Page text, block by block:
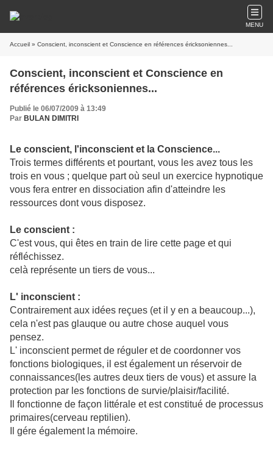
MENU
Accueil » Conscient, inconscient et Conscience en références éricksoniennes...
Conscient, inconscient et Conscience en
références éricksoniennes...
Publié le 06/07/2009 à 13:49
Par BULAN DIMITRI
Le conscient, l'inconscient et la Conscience...
Trois termes différents et pourtant, vous les avez tous les
trois en vous ; quelque part où seul un exercice hypnotique
vous fera entrer en dissociation afin d'atteindre les
ressources dont vous disposez.
Le conscient :
C'est vous, qui êtes en train de lire cette page et qui
réfléchissez.
celà représente un tiers de vous...
L' inconscient :
Contrairement aux idées reçues (et il y en a beaucoup...),
cela n'est pas glauque ou autre chose auquel vous
pensez.
L' inconscient permet de réguler et de coordonner vos
fonctions biologiques, il est également un réservoir de
connaissances(les autres deux tiers de vous) et assure la
protection par les fonctions de survie/plaisir/facilité.
Il fonctionne de façon littérale et est constitué de processus
primaires(cerveau reptilien).
Il gére également la mémoire.